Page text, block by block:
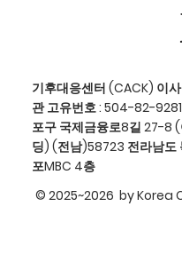
© 2025~2026 by
기후대응센터 (CACK) 이
관 고유번호 : 504-82-
포구 국제금융로8길 27-8
딩) (전남)58723 전라남도
포MBC 4층